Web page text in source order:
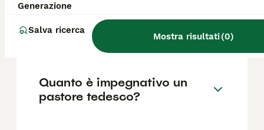
Generazione
Salva ricerca
Mostra risultati(0)
Dove è bene far dormire un
pastore tedesco?
Quanto è impegnativo un
pastore tedesco?